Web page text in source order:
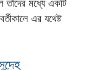
তাঁদের মধ্যে একটি
এর যথেষ্ট